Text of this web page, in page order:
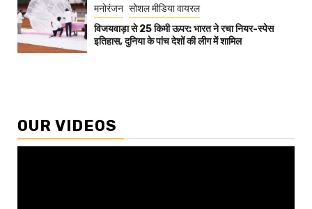
मनोरंजन सोशल मीडिया वायरल
विजयवाड़ा से 25 किमी ऊपर: भारत ने रचा नियर-स्पेस
इतिहास, दुनिया के पांच देशों की लीग में शामिल
OUR VIDEOS